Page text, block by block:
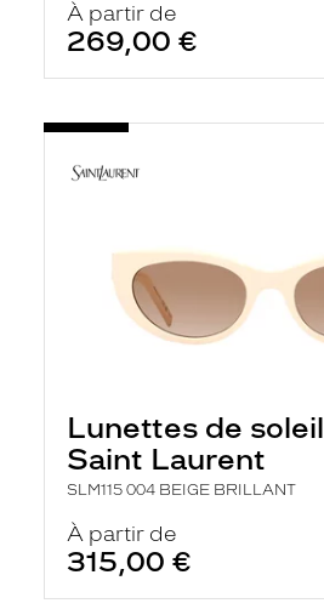
À partir de
269,00 €
Lunettes de soleil
Saint Laurent
SLM115 004 BEIGE BRILLANT
À partir de
315,00 €